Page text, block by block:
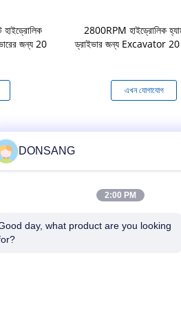
হাইড্রোলিক
জন্য 20
2800RPM হাইড্রোলিক
ড্রাইভার জন্য Excavator
এখন যোগাযোগ
আমাদের খুঁজে
DONSANG
2:00 PM
day, what product are you looking